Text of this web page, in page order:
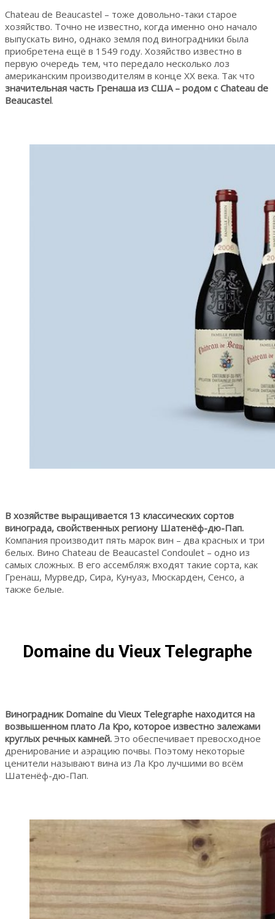
Chateau de Beaucastel – тоже довольно-таки старое
хозяйство. Точно не известно, когда именно оно начало
выпускать вино, однако земля под виноградники была
приобретена ещё в 1549 году. Хозяйство известно в
первую очередь тем, что передало несколько лоз
американским производителям в конце XX века. Так что
значительная часть Гренаша из США – родом с Chateau de
Beaucastel.
В хозяйстве выращивается 13 классических сортов
винограда, свойственных региону Шатенёф-дю-Пап.
Компания производит пять марок вин – два красных и три
белых. Вино Chateau de Beaucastel Condoulet – одно из
самых сложных. В его ассембляж входят такие сорта, как
Гренаш, Мурведр, Сира, Кунуаз, Мюскарден, Сенсо, а
также белые.
Domaine du Vieux Telegraphe
Виноградник Domaine du Vieux Telegraphe находится на
возвышенном плато Ла Кро, которое известно залежами
круглых речных камней. Это обеспечивает превосходное
дренирование и аэрацию почвы. Поэтому некоторые
ценители называют вина из Ла Кро лучшими во всём
Шатенёф-дю-Пап.